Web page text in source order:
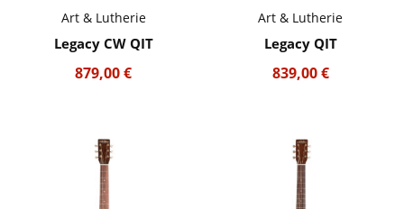
Art & Lutherie
Legacy CW QIT
879,00€
Art & Lutherie
Legacy QIT
839,00€